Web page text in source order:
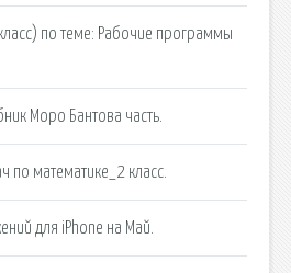
по теме: Рабочие программы
Моро Бантова часть.
по математике_2 класс.
для iPhone на Май.